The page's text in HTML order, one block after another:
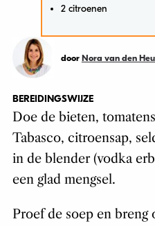
2 citroenen
door Nora van den
BEREIDINGSWIJZE
Doe de bieten,
Tabasco, citroensap,
in de blender (vodka
een glad mengsel.
Proef de soep en breng